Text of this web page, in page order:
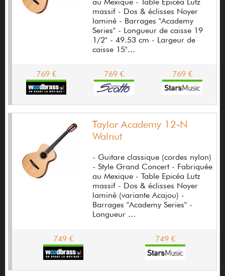
Aquilina
Art & Lutherie
Ashdown
Ashley guitare
Audirac Gérard
Audix
massif - Dos & éclisses Noyer
laminé - Barrages "Academy
Series" - Longueur de caisse 19
1/2" - 49.53 cm - Largeur de
caisse 15"...
769 € 769 € 769 €
Taylor Academy 12-N
Walnut
- Guitare classique (cordes nylon)
- Style Grand Concert - Fabriquée
au Mexique - Table Epicéa Lutz
massif - Dos & éclisses Noyer
laminé (variante Acajou) -
Barrages "Academy Series" -
Longueur ...
749 € 749 €